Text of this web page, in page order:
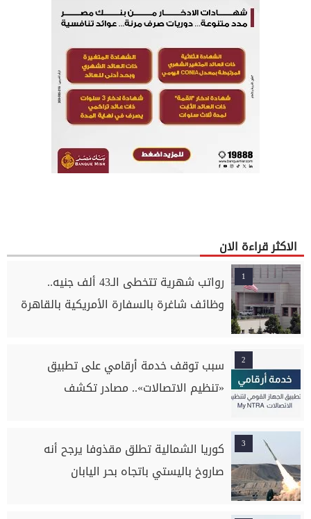
الاكثر قراءة الان
1
رواتب شهرية تتخطى الـ43 ألف جنيه..
وظائف شاغرة بالسفارة الأمريكية بالقاهرة
2
سبب توقف خدمة أرقامي على تطبيق
«تنظيم الاتصالات».. مصادر تكشف
3
كوريا الشمالية تطلق مقذوفا يرجح أنه
صاروخ باليستي باتجاه بحر اليابان